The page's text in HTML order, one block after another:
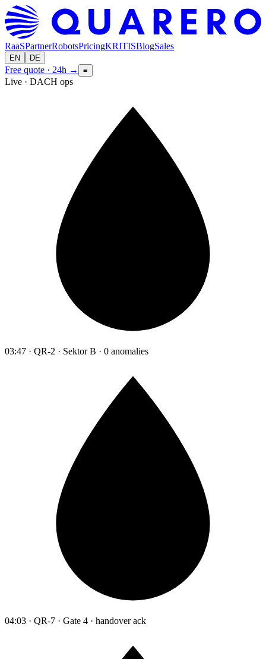
RaaSPartnerRobotsPricingKRITISBlogSales
EN DE
Free quote · 24h → ≡
Live · DACH ops
03:47 · QR-2 · Sektor B · 0 anomalies
04:03 · QR-7 · Gate 4 · handover ack